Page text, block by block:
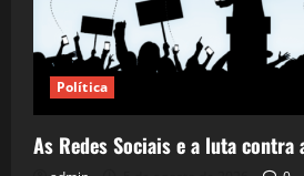
Política
As Redes Sociais e a luta contra